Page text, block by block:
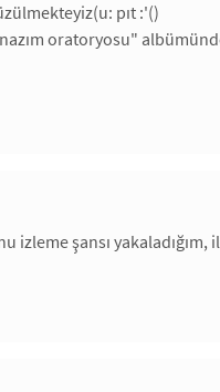
pıt :'()
oratoryosu"
şansı